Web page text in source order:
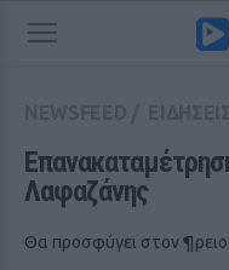
Λαφαζάνης
Θα προσφύγει στον